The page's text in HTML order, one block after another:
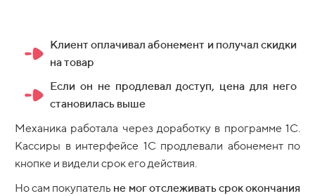
Клиент оплачивал абонемент и получал скидки
на товар
Если он не продлевал доступ, цена для него
становилась выше
Механика работала через доработку в программе 1С.
Кассиры в интерфейсе 1С продлевали абонемент по
кнопке и видели срок его действия.
Но сам покупатель не мог отслеживать срок окончания